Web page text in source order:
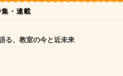
集・連載
る、教室の今と近未来